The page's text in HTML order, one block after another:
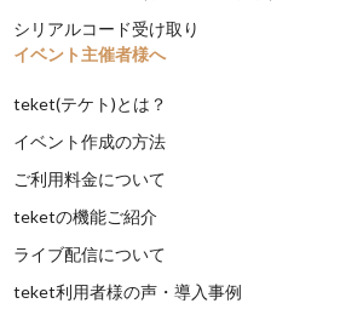
シリアルコード受け取り
イベント主催者様へ
teket(テケト)とは？
イベント作成の方法
ご利用料金について
teketの機能ご紹介
ライブ配信について
teket利用者様の声・導入事例